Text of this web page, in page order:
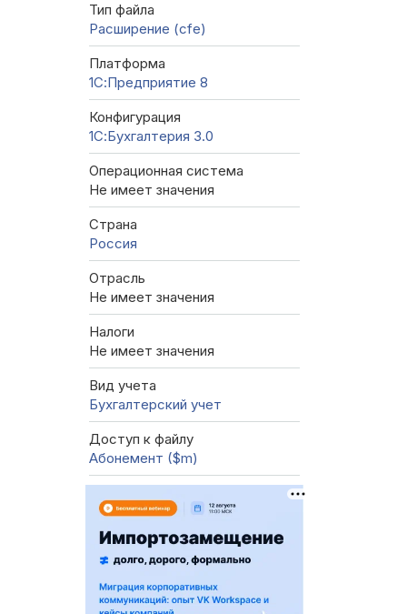
Тип файла
Расширение (cfe)
Платформа
1С:Предприятие 8
Конфигурация
1С:Бухгалтерия 3.0
Операционная система
Не имеет значения
Страна
Россия
Отрасль
Не имеет значения
Налоги
Не имеет значения
Вид учета
Бухгалтерский учет
Доступ к файлу
Абонемент ($m)